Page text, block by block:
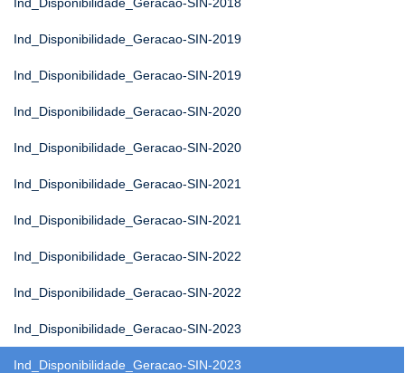
Ind_Disponibilidade_Geracao-SIN-2019
Ind_Disponibilidade_Geracao-SIN-2019
Ind_Disponibilidade_Geracao-SIN-2020
Ind_Disponibilidade_Geracao-SIN-2020
Ind_Disponibilidade_Geracao-SIN-2021
Ind_Disponibilidade_Geracao-SIN-2021
Ind_Disponibilidade_Geracao-SIN-2022
Ind_Disponibilidade_Geracao-SIN-2022
Ind_Disponibilidade_Geracao-SIN-2023
Ind_Disponibilidade_Geracao-SIN-2023